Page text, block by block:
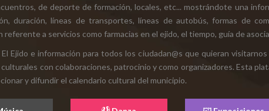
de deporte de formación, locales, etc... mostrándote una
duración, líneas de transportes, líneas de autobús, formas de
referente a servicios como farmacias en el ejido, el tiempo, guía de
Ejido e información para todos los ciudadan@s que quieran
con colaboraciones, patrocinio y como organizadores. Esta
y difundir el calendario cultural del municipio.